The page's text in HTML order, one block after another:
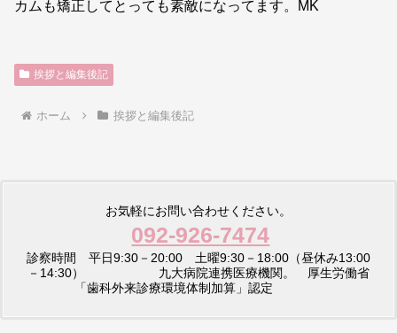
カムも矯正してとっても素敵になってます。MK
挨拶と編集後記
ホーム 挨拶と編集後記
お気軽にお問い合わせください。
092-926-7474
診察時間 平日9:30－20:00 土曜9:30－18:00（昼休み13:00
－14:30） 九大病院連携医療機関。 厚生労働省
「歯科外来診療環境体制加算」認定